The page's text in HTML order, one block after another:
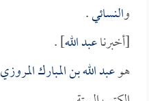
والنسائي.
[أخبرناعبد الله] .
هوعبد الله بن المبارك المروزي